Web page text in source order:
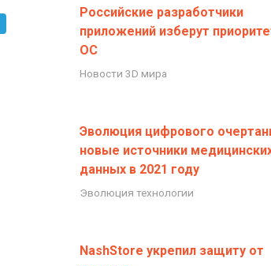
Российские разработчики
приложений изберут
ОС
Новости 3D мира
Эволюция цифрового
новые источники
данных в 2021 году
Эволюция технологии
NashStore укрепил защиту от